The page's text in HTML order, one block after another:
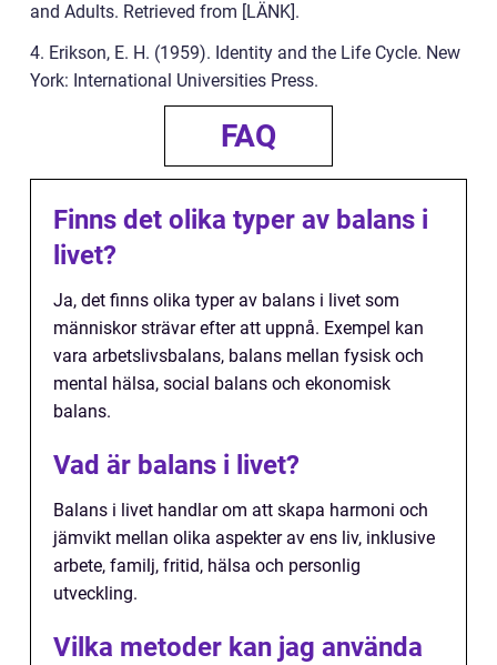
and Adults. Retrieved from [LÄNK].
4. Erikson, E. H. (1959). Identity and the Life Cycle. New
York: International Universities Press.
FAQ
Finns det olika typer av balans i
livet?
Ja, det finns olika typer av balans i livet som
människor strävar efter att uppnå. Exempel kan
vara arbetslivsbalans, balans mellan fysisk och
mental hälsa, social balans och ekonomisk
balans.
Vad är balans i livet?
Balans i livet handlar om att skapa harmoni och
jämvikt mellan olika aspekter av ens liv, inklusive
arbete, familj, fritid, hälsa och personlig
utveckling.
Vilka metoder kan jag använda